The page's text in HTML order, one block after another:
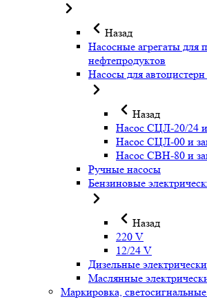
Назад
Насосные агрегаты для
нефтепродуктов
Насосы для
Назад
Насос СЦЛ-20/24 и
Насос СЦЛ-00 и
Насос СВН-80 и
Ручные насосы
Бензиновые
Назад
220 V
12/24 V
Дизельные
Маслянные
Маркировка,